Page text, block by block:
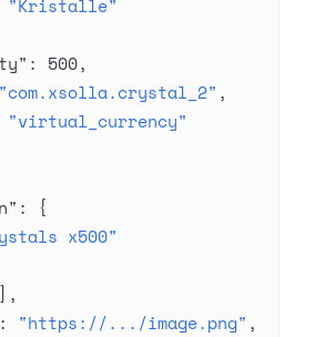
"Kristalle"
: 500,
"com.xsolla.crystal_2" ,
"virtual_currency"
: {
x500"
: "https://.../image.png" ,